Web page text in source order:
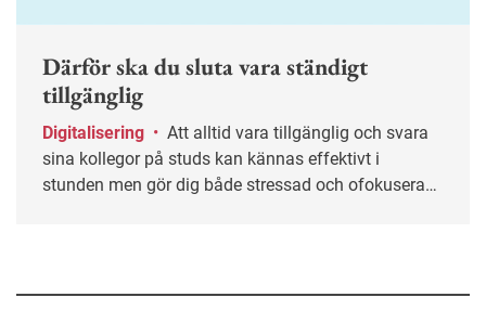
Därför ska du sluta vara ständigt
tillgänglig
Digitalisering •
sina kollegor på studs kan kännas effektivt i
stunden men gör dig både stressad och ofokuserad.